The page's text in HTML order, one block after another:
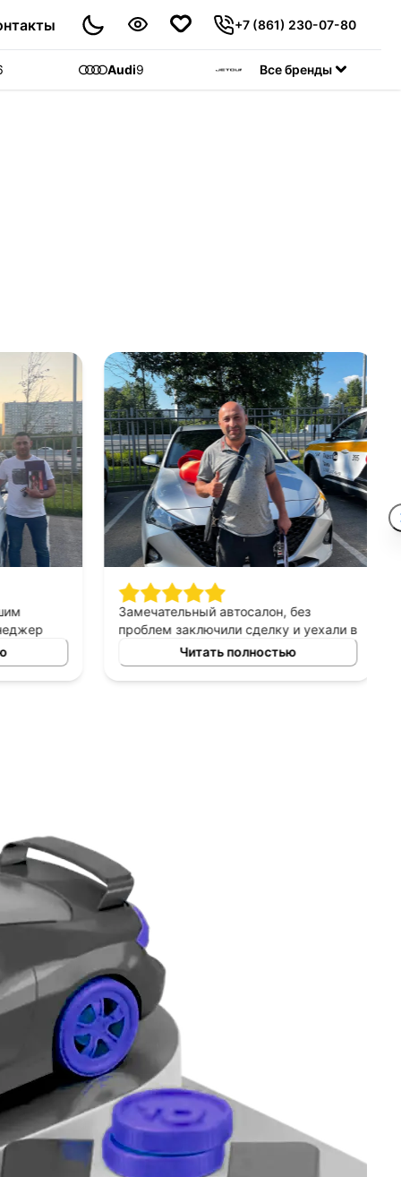
+7 (861) 230-07-80
Audi9 Jetour55
Все бренды
авто
Замечательный автосалон, без
проблем заключили сделку и уехали в
этот же день на новой машине.
Рекомендую!
Читать полностью